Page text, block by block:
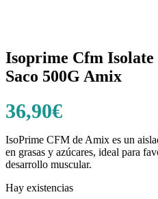
Isoprime Cfm Isolate
Saco 500G Amix
36,90€
IsoPrime CFM de Amix es un
en grasas y azúcares, ideal para
desarrollo muscular.
Hay existencias